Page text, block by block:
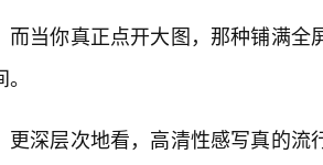
而当你真正点开大图，那种铺满
更深层次地看，高清性感写真的